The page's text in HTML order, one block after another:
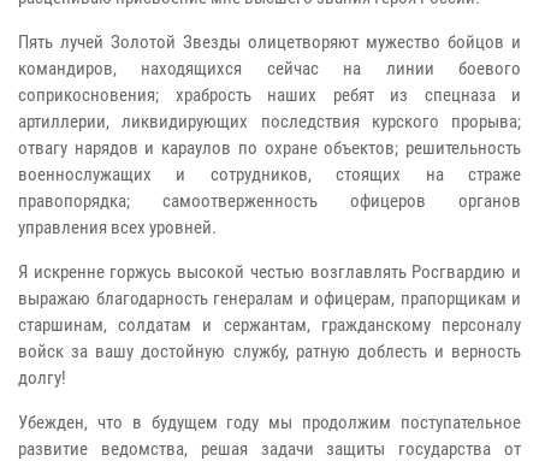
Пять лучей Золотой Звезды олицетворяют мужество бойцов и
командиров, находящихся сейчас на линии боевого
соприкосновения; храбрость наших ребят из спецназа и
артиллерии, ликвидирующих последствия курского прорыва;
отвагу нарядов и караулов по охране объектов; решительность
военнослужащих и сотрудников, стоящих на страже
правопорядка; самоотверженность офицеров органов
управления всех уровней.
Я искренне горжусь высокой честью возглавлять Росгвардию и
выражаю благодарность генералам и офицерам, прапорщикам и
старшинам, солдатам и сержантам, гражданскому персоналу
войск за вашу достойную службу, ратную доблесть и верность
долгу!
Убежден, что в будущем году мы продолжим поступательное
развитие ведомства, решая задачи защиты государства от